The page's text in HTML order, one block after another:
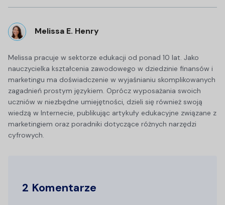
Melissa E. Henry
Melissa pracuje w sektorze edukacji od ponad 10 lat. Jako
nauczycielka kształcenia zawodowego w dziedzinie finansów i
marketingu ma doświadczenie w wyjaśnianiu skomplikowanych
zagadnień prostym językiem. Oprócz wyposażania swoich
uczniów w niezbędne umiejętności, dzieli się również swoją
wiedzą w Internecie, publikując artykuły edukacyjne związane z
marketingiem oraz poradniki dotyczące różnych narzędzi
cyfrowych.
2 Komentarze